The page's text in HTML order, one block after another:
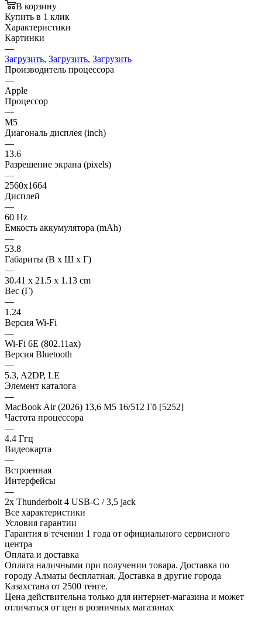
В корзину
Купить в 1 клик
Характеристики
Картинки
—
Загрузить, Загрузить, Загрузить
Производитель процессора
—
Apple
Процессор
—
M5
Диагональ дисплея (inch)
—
13.6
Разрешение экрана (pixels)
—
2560x1664
Дисплей
—
60 Hz
Емкость аккумулятора (mAh)
—
53.8
Габариты (В х Ш х Г)
—
30.41 x 21.5 x 1.13 cm
Вес (Г)
—
1.24
Версия Wi-Fi
—
Wi-Fi 6E (802.11ax)
Версия Bluetooth
—
5.3, A2DP, LE
Элемент каталога
—
MacBook Air (2026) 13,6 M5 16/512 Гб [5252]
Частота процессора
—
4.4 Ггц
Видеокарта
—
Встроенная
Интерфейсы
—
2x Thunderbolt 4 USB-C / 3,5 jack
Все характеристики
Условия гарантии
Гарантия в течении 1 года от официального сервисного
центра
Оплата и доставка
Оплата наличными при получении товара. Доставка по
городу Алматы бесплатная. Доставка в другие города
Казахстана от 2500 тенге.
Цена действительна только для интернет-магазина и может
отличаться от цен в розничных магазинах